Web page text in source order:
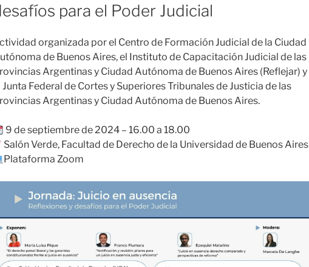
para el Poder Judicial
organizada por el Centro de Formación Judicial de la Ciudad
de Buenos Aires, el Instituto de Capacitación Judicial de las
Argentinas y Ciudad Autónoma de Buenos Aires (Reflejar) y
Junta Federal de Cortes y Superiores Tribunales de Justicia de las
Argentinas y Ciudad Autónoma de Buenos Aires.
9 de septiembre de 2024 – 16.00 a 18.00
Salón Verde, Facultad de Derecho de la Universidad de Buenos Aires
Plataforma Zoom